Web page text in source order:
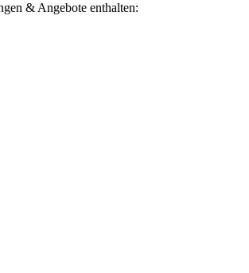
& Angebote enthalten: